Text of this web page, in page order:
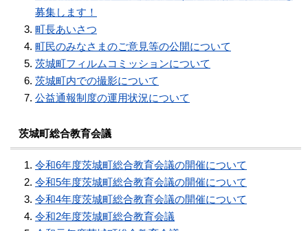
募集します！
町長あいさつ
町民のみなさまのご意見等の公開について
茨城町フィルムコミッションについて
茨城町内での撮影について
公益通報制度の運用状況について
茨城町総合教育会議
令和6年度茨城町総合教育会議の開催について
令和5年度茨城町総合教育会議の開催について
令和4年度茨城町総合教育会議の開催について
令和2年度茨城町総合教育会議